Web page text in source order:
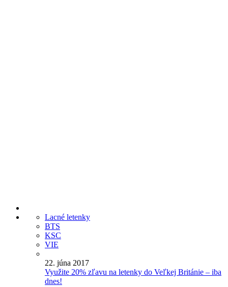
Lacné letenky
BTS
KSC
VIE
22. júna 2017
Využite 20% zľavu na letenky do Veľkej Británie – iba
dnes!